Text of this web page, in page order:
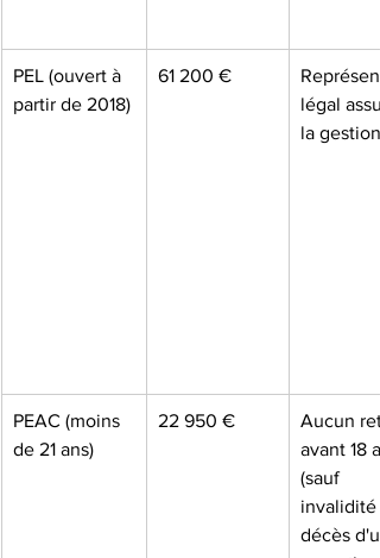
PEL (ouvert à
partir de 2018)
61 200 €
légal
la gestion
PEAC (moins
de 21 ans)
22 950 €
Aucun
avant 18
(sauf
invalidité
décès